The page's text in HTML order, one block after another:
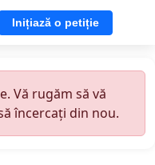
Inițiază o petiție
Vă rugăm să vă
încercați din nou.